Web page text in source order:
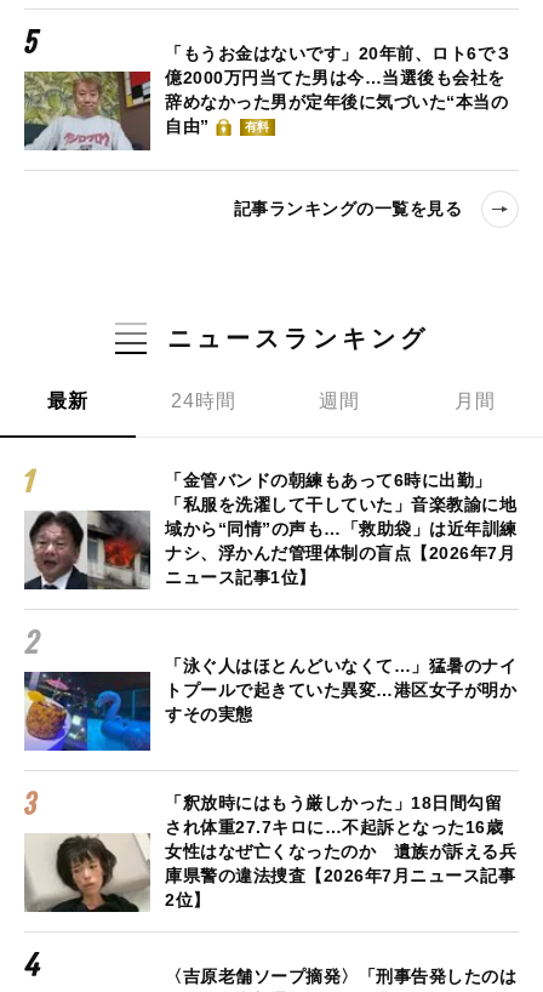
「もうお金はないです」20年前、ロト6で３
億2000万円当てた男は今…当選後も会社を
辞めなかった男が定年後に気づいた“本当の
自由”
有料
記事ランキングの一覧を見る
ニュースランキング
最新 24時間 週間 月間
「金管バンドの朝練もあって6時に出勤」
「私服を洗濯して干していた」音楽教諭に地
域から“同情”の声も…「救助袋」は近年訓練
ナシ、浮かんだ管理体制の盲点【2026年7月
ニュース記事1位】
「泳ぐ人はほとんどいなくて…」猛暑のナイ
トプールで起きていた異変…港区女子が明か
すその実態
「釈放時にはもう厳しかった」18日間勾留
され体重27.7キロに…不起訴となった16歳
女性はなぜ亡くなったのか 遺族が訴える兵
庫県警の違法捜査【2026年7月ニュース記事
2位】
〈吉原老舗ソープ摘発〉「刑事告発したのは